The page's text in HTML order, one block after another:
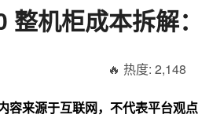
整机柜成本拆解
🔥 热度: 2,148
来源于互联网，不代表平台观